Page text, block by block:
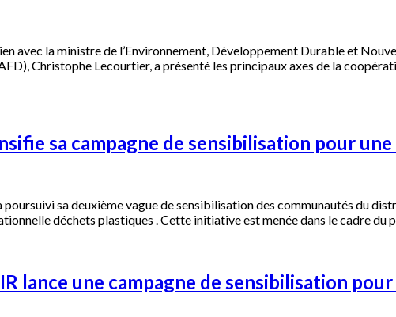
avec la ministre de l’Environnement, Développement Durable et
Christophe Lecourtier, a présenté les principaux axes de la
sa campagne de sensibilisation pour
poursuivi sa deuxième vague de sensibilisation des communautés du
déchets plastiques . Cette initiative est menée dans le cadre
lance une campagne de sensibilisation